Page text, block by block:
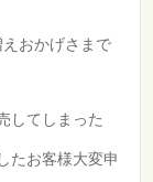
おかげさまで
してしまった
お客様大変申